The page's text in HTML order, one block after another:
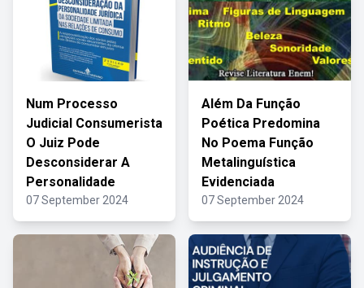
Num Processo
Judicial Consumerista
O Juiz Pode
Desconsiderar A
Personalidade
07 September 2024
Além Da Função
Poética Predomina
No Poema Função
Metalinguística
Evidenciada
07 September 2024